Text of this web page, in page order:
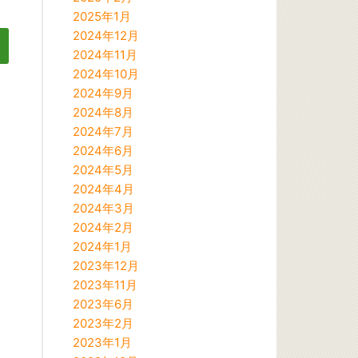
2025年1月
2024年12月
2024年11月
2024年10月
2024年9月
2024年8月
2024年7月
2024年6月
2024年5月
2024年4月
2024年3月
2024年2月
2024年1月
2023年12月
2023年11月
2023年6月
2023年2月
2023年1月